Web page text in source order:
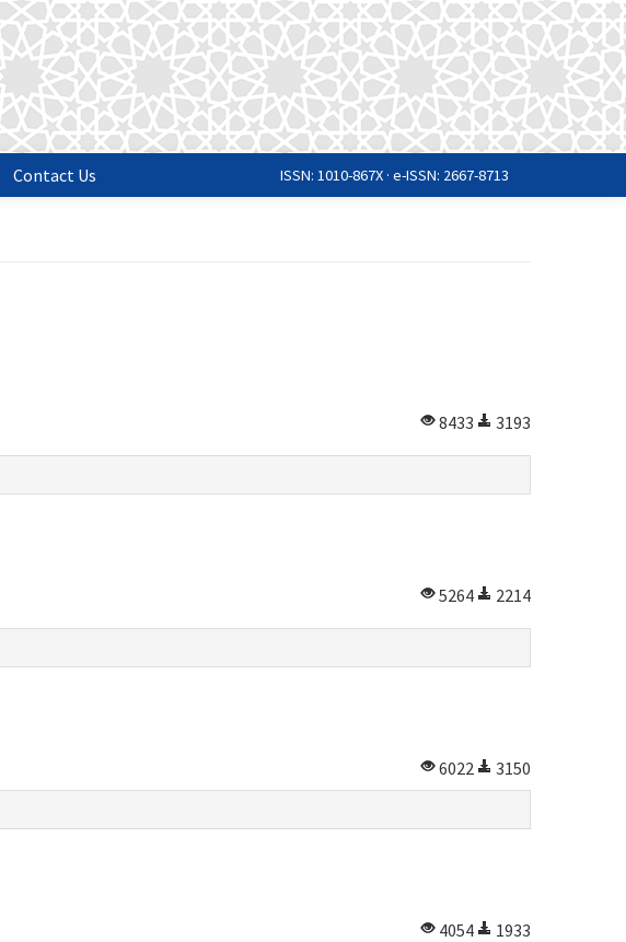
Contact Us ISSN: 1010-867X · e-ISSN: 2667-8713
8433 3193
5264 2214
6022
3150
4054
1933